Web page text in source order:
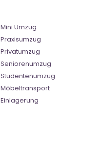
Mini Umzug
Praxisumzug
Privatumzug
Seniorenumzug
Studentenumzug
Möbeltransport
Einlagerung